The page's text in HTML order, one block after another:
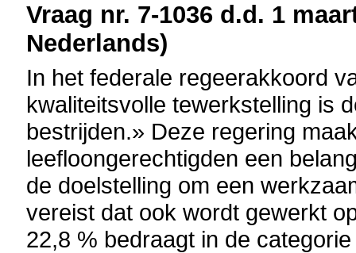
Vraag nr. 7-1036 d.d. 1
Nederlands)
In het federale regeerakkoord
kwaliteitsvolle tewerkstelling is
bestrijden.» Deze regering
leefloongerechtigden een
de doelstelling om een
vereist dat ook wordt gewerkt
22,8 % bedraagt in de